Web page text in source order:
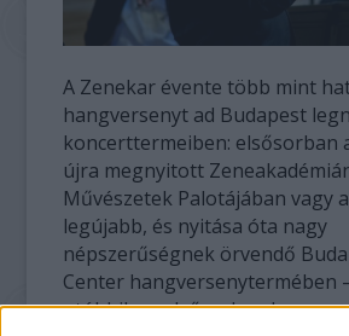
A Zenekar évente több mint
hangversenyt ad Budapest
koncerttermeiben: elsősorban
újra megnyitott
Művészetek Palotájában vagy
legújabb, és nyitása óta nagy
népszerűségnek örvendő
Center hangversenytermében
utóbbiban elsősorban